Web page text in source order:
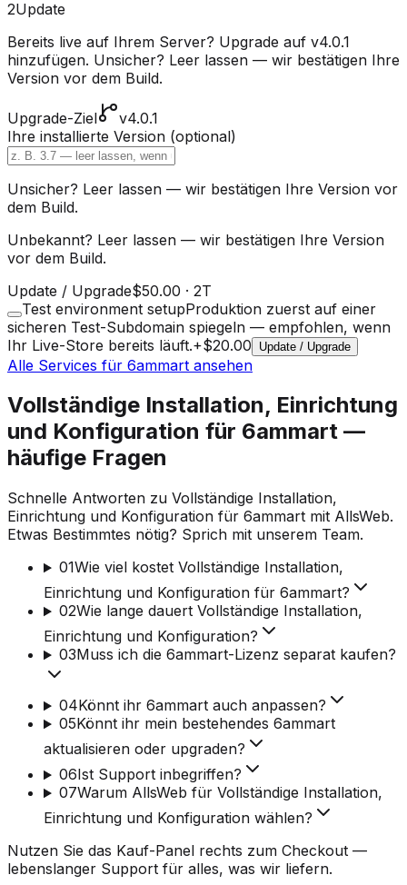
2Update
Bereits live auf Ihrem Server? Upgrade auf v4.0.1
hinzufügen. Unsicher? Leer lassen — wir bestätigen Ihre
Version vor dem Build.
Upgrade-Ziel
v4.0.1
Ihre installierte Version (optional)
Unsicher? Leer lassen — wir bestätigen Ihre Version vor
dem Build.
Unbekannt? Leer lassen — wir bestätigen Ihre Version
vor dem Build.
Update / Upgrade$50.00 · 2T
Test environment setupProduktion zuerst auf einer
sicheren Test-Subdomain spiegeln — empfohlen, wenn
Ihr Live-Store bereits läuft.+$20.00 Update / Upgrade
Alle Services für 6ammart ansehen
Vollständige Installation, Einrichtung
und Konfiguration für 6ammart —
häufige Fragen
Schnelle Antworten zu Vollständige Installation,
Einrichtung und Konfiguration für 6ammart mit AllsWeb.
Etwas Bestimmtes nötig? Sprich mit unserem Team.
01Wie viel kostet Vollständige Installation,
Einrichtung und Konfiguration für 6ammart?
02Wie lange dauert Vollständige Installation,
Einrichtung und Konfiguration?
03Muss ich die 6ammart-Lizenz separat kaufen?
04Könnt ihr 6ammart auch anpassen?
05Könnt ihr mein bestehendes 6ammart
aktualisieren oder upgraden?
06Ist Support inbegriffen?
07Warum AllsWeb für Vollständige Installation,
Einrichtung und Konfiguration wählen?
Nutzen Sie das Kauf-Panel rechts zum Checkout —
lebenslanger Support für alles, was wir liefern.